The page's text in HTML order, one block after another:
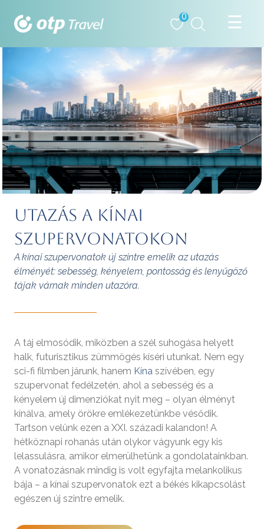
0
Utazás a kínai
szupervonatokon
A kínai szupervonatok új szintre emelik az utazás
élményét: sebesség, kényelem, pontosság és lenyűgöző
tájak várnak minden utazóra.
A táj elmosódik, miközben a szél suhogása helyett
halk, futurisztikus zümmögés kíséri utunkat. Nem egy
sci-fi filmben járunk, hanem Kína szívében, egy
szupervonat fedélzetén, ahol a sebesség és a
kényelem új dimenziókat nyit meg – olyan élményt
kínálva, amely örökre emlékezetünkbe vésődik.
Tartson velünk ezen a XXI. századi kalandon! A
hétköznapi rohanás után olykor vágyunk egy kis
lelassulásra, amikor elmerülhetünk a gondolatainkban.
A vonatozásnak mindig is volt egyfajta melankolikus
bája – a kínai szupervonatok ezt a békés kikapcsolást
egészen új szintre emelik.